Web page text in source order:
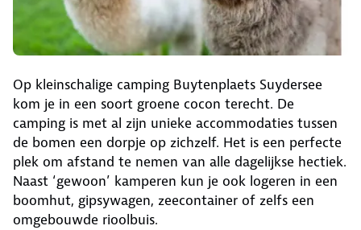
Op kleinschalige camping Buytenplaets Suydersee
kom je in een soort groene cocon terecht. De
camping is met al zijn unieke accommodaties tussen
de bomen een dorpje op zichzelf. Het is een perfecte
plek om afstand te nemen van alle dagelijkse hectiek.
Naast ‘gewoon’ kamperen kun je ook logeren in een
boomhut, gipsywagen, zeecontainer of zelfs een
omgebouwde rioolbuis.